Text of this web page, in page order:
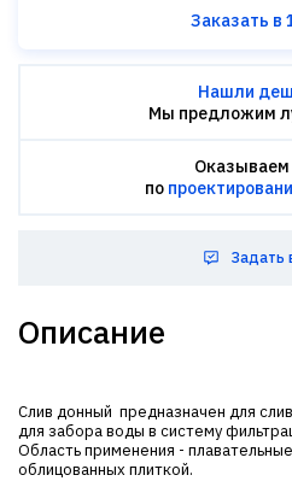
Заказать в
Нашли
Мы предложим
Оказываем
по
Задать
Описание
Слив донный предназначен для
для забора воды в систему
Область применения -
облицованных плиткой.